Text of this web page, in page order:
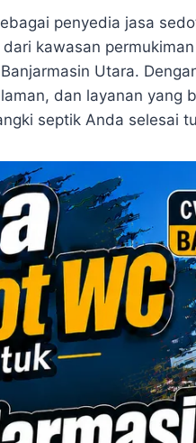
penyedia jasa
kawasan
Utara.
dan layanan yang
septik Anda selesai